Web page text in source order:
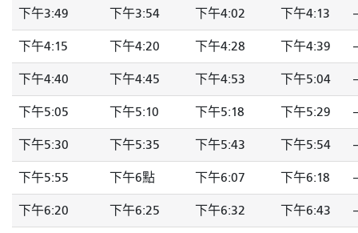
下午3:49 下午3:54 下午4:02 下午4:13
下午4:15 下午4:20 下午4:28 下午4:39
下午4:40 下午4:45 下午4:53 下午5:04
下午5:05 下午5:10 下午5:18 下午5:29
下午5:30 下午5:35 下午5:43 下午5:54
下午5:55 下午6點 下午6:07 下午6:18
下午6:20 下午6:25 下午6:32 下午6:43